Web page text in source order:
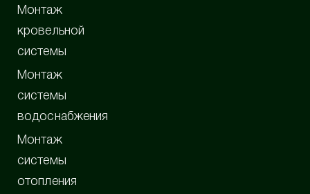
Монтаж
кровельной
системы
Монтаж
системы
водоснабжения
Монтаж
системы
отопления